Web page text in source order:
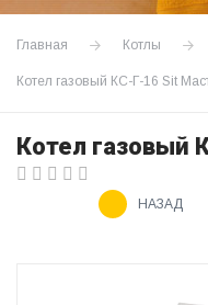
Главная Котлы
Котел газовый КС-Г-16 Sit
Котел газовый
НАЗАД